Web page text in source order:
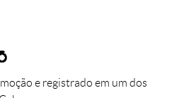
e registrado em um dos